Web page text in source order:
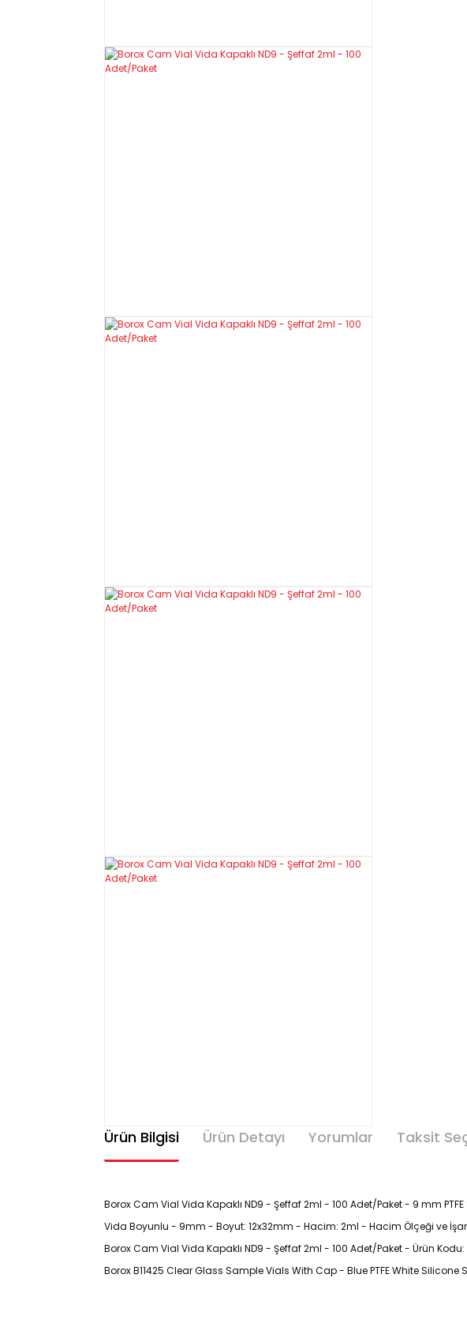
Ürün Bilgisi Ürün Detayı Yorumlar Taksit
Borox Cam Vial Vida Kapaklı ND9 - Şeffaf 2ml - 100 Adet/Paket - 9 mm PTFE
Vida Boyunlu - 9mm - Boyut: 12x32mm - Hacim: 2ml - Hacim Ölçeği ve
Borox Cam Vial Vida Kapaklı ND9 - Şeffaf 2ml - 100 Adet/Paket - Ürün Kodu:
Borox B11425 Clear Glass Sample Vials With Cap - Blue PTFE White